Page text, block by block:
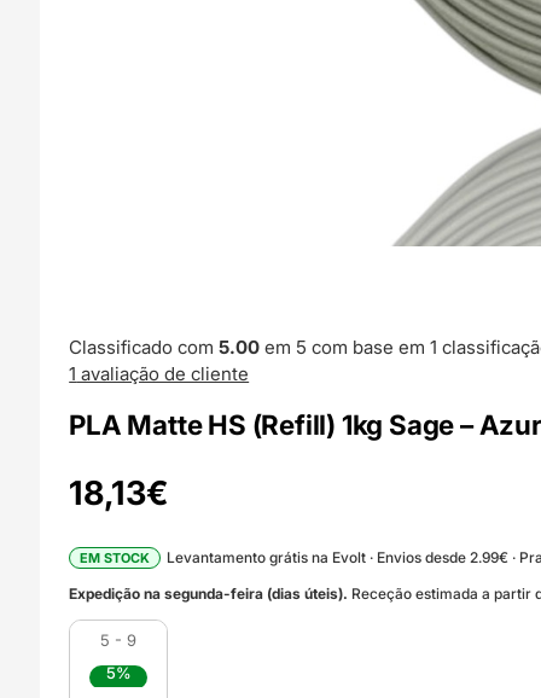
Classificado com5.00 em 5 com base em1
1 avaliação de cliente
PLA Matte HS (Refill) 1kg Sage –
18,13€
EM STOCK
Levantamento grátis na Evolt · Envios desde 2.99€ ·
Expedição na segunda-feira (dias úteis). Receção estimada a partir
5 - 9
5%